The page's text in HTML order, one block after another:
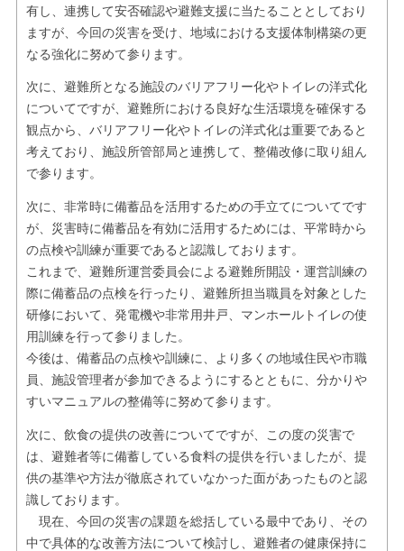
有し、連携して安否確認や避難支援に当たることとしており
ますが、今回の災害を受け、地域における支援体制構築の更
なる強化に努めて参ります。
次に、避難所となる施設のバリアフリー化やトイレの洋式化
についてですが、避難所における良好な生活環境を確保する
観点から、バリアフリー化やトイレの洋式化は重要であると
考えており、施設所管部局と連携して、整備改修に取り組ん
で参ります。
次に、非常時に備蓄品を活用するための手立てについてです
が、災害時に備蓄品を有効に活用するためには、平常時から
の点検や訓練が重要であると認識しております。
これまで、避難所運営委員会による避難所開設・運営訓練の
際に備蓄品の点検を行ったり、避難所担当職員を対象とした
研修において、発電機や非常用井戸、マンホールトイレの使
用訓練を行って参りました。
今後は、備蓄品の点検や訓練に、より多くの地域住民や市職
員、施設管理者が参加できるようにするとともに、分かりや
すいマニュアルの整備等に努めて参ります。
次に、飲食の提供の改善についてですが、この度の災害で
は、避難者等に備蓄している食料の提供を行いましたが、提
供の基準や方法が徹底されていなかった面があったものと認
識しております。
現在、今回の災害の課題を総括している最中であり、その
中で具体的な改善方法について検討し、避難者の健康保持に